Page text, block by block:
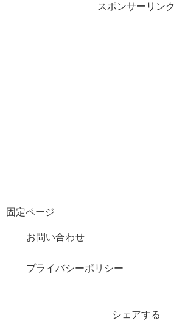
スポンサーリンク
固定ページ
お問い合わせ
プライバシーポリシー
シェアする